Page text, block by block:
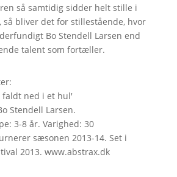
så samtidig sidder helt stille i
så bliver det for stillestående, hvor
Bo Stendell Larsen end
talent som fortæller.
faldt ned i et hul'
Stendell Larsen.
3-8 år. Varighed: 30
sæsonen 2013-14. Set i
2013. www.abstrax.dk